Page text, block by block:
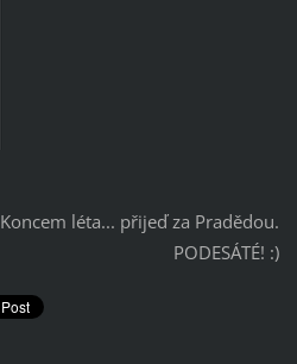
Koncem léta... přijeď za Pradědou.
PODESÁTÉ! :)